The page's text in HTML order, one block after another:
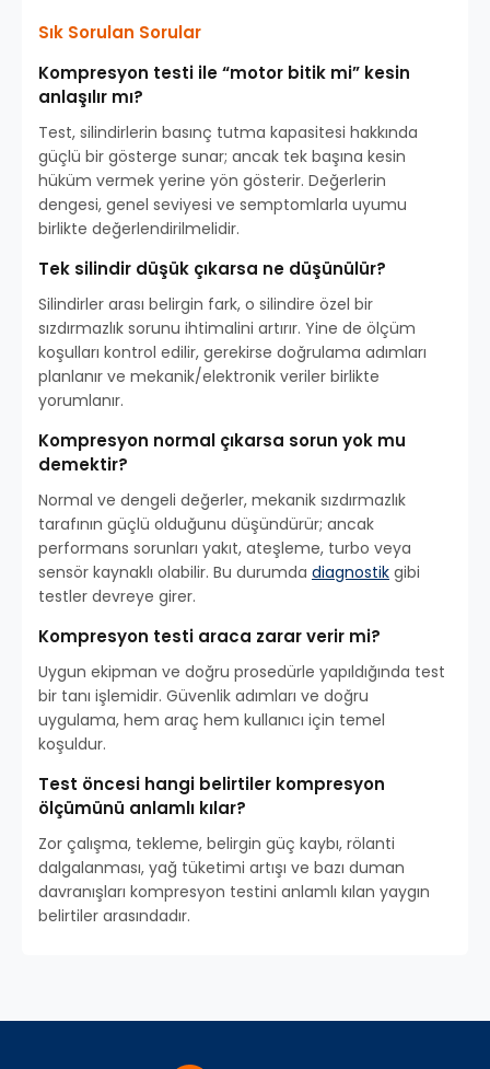
Sık Sorulan Sorular
Kompresyon testi ile “motor bitik mi” kesin
anlaşılır mı?
Test, silindirlerin basınç tutma kapasitesi hakkında
güçlü bir gösterge sunar; ancak tek başına kesin
hüküm vermek yerine yön gösterir. Değerlerin
dengesi, genel seviyesi ve semptomlarla uyumu
birlikte değerlendirilmelidir.
Tek silindir düşük çıkarsa ne düşünülür?
Silindirler arası belirgin fark, o silindire özel bir
sızdırmazlık sorunu ihtimalini artırır. Yine de ölçüm
koşulları kontrol edilir, gerekirse doğrulama adımları
planlanır ve mekanik/elektronik veriler birlikte
yorumlanır.
Kompresyon normal çıkarsa sorun yok mu
demektir?
Normal ve dengeli değerler, mekanik sızdırmazlık
tarafının güçlü olduğunu düşündürür; ancak
performans sorunları yakıt, ateşleme, turbo veya
sensör kaynaklı olabilir. Bu durumda diagnostik gibi
testler devreye girer.
Kompresyon testi araca zarar verir mi?
Uygun ekipman ve doğru prosedürle yapıldığında test
bir tanı işlemidir. Güvenlik adımları ve doğru
uygulama, hem araç hem kullanıcı için temel
koşuldur.
Test öncesi hangi belirtiler kompresyon
ölçümünü anlamlı kılar?
Zor çalışma, tekleme, belirgin güç kaybı, rölanti
dalgalanması, yağ tüketimi artışı ve bazı duman
davranışları kompresyon testini anlamlı kılan yaygın
belirtiler arasındadır.